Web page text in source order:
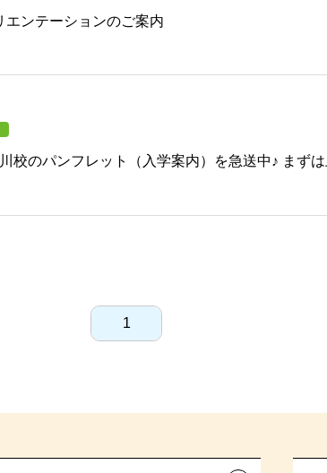
エンテーションのご案内
校のパンフレット（入学案内）を急送中♪ まず
1